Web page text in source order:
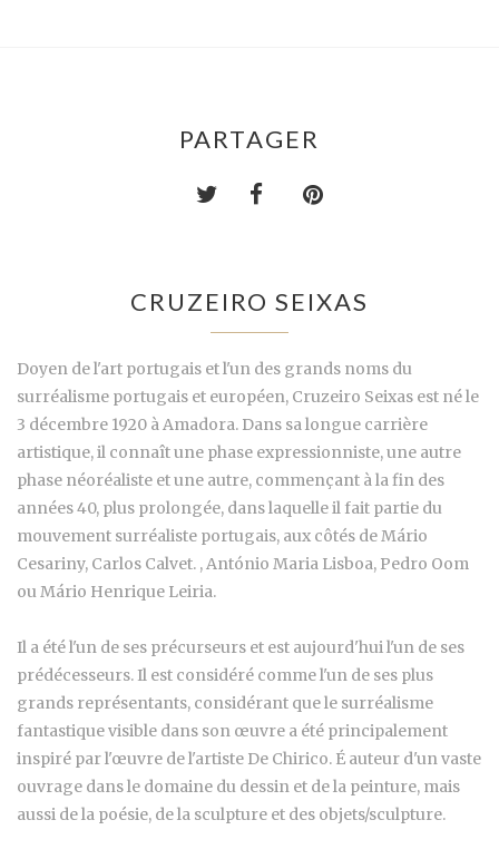
PARTAGER
CRUZEIRO SEIXAS
Doyen de l'art portugais et l'un des grands noms du
surréalisme portugais et européen, Cruzeiro Seixas est né le
3 décembre 1920 à Amadora. Dans sa longue carrière
artistique, il connaît une phase expressionniste, une autre
phase néoréaliste et une autre, commençant à la fin des
années 40, plus prolongée, dans laquelle il fait partie du
mouvement surréaliste portugais, aux côtés de Mário
Cesariny, Carlos Calvet. , António Maria Lisboa, Pedro Oom
ou Mário Henrique Leiria.
Il a été l'un de ses précurseurs et est aujourd'hui l'un de ses
prédécesseurs. Il est considéré comme l'un de ses plus
grands représentants, considérant que le surréalisme
fantastique visible dans son œuvre a été principalement
inspiré par l'œuvre de l'artiste De Chirico. É auteur d'un vaste
ouvrage dans le domaine du dessin et de la peinture, mais
aussi de la poésie, de la sculpture et des objets/sculpture.